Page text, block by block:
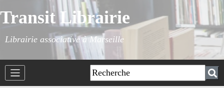
Transit Librairie
Librairie associative à Marseille